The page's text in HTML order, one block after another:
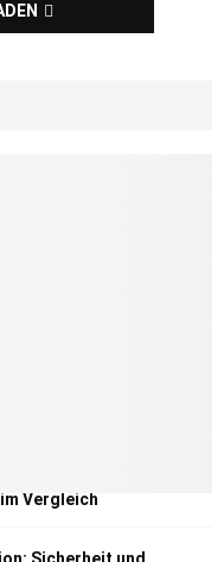
Vergleich
Sicherheit und